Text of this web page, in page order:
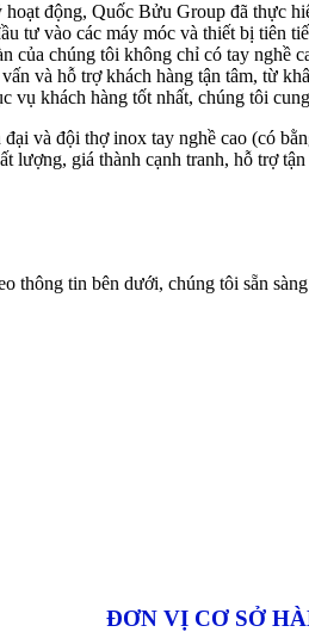
động, Quốc Bửu Group đã thực
tư vào các máy móc và thiết bị tiên
chúng tôi không chỉ có tay nghề
và hỗ trợ khách hàng tận tâm, từ
vụ khách hàng tốt nhất, chúng tôi
và đội thợ inox tay nghề cao (có
lượng, giá thành cạnh tranh, hỗ trợ tận
thông tin bên dưới, chúng tôi sẵn
ĐƠN VỊ CƠ SỞ